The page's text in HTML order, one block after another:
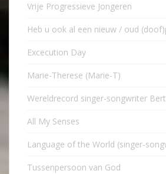
Vrije Progressieve Jongeren
Heb u ook al een nieuw / oud
Excecution Day
Marie-Therese (Marie-T)
Wereldrecord singer-songwriter
All My Senses
Language of the World (singer-
Tussenpersoon van God